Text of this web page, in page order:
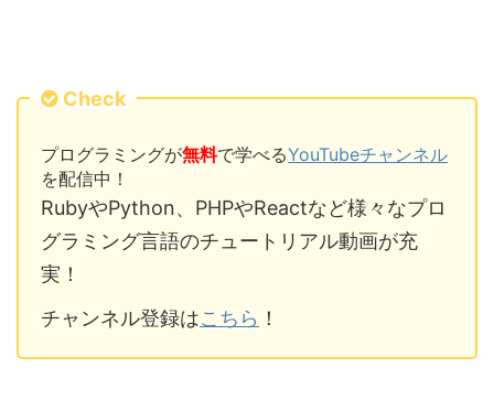
Check
プログラミングが無料で学べるYouTubeチャンネル
を配信中！
RubyやPython、PHPやReactなど様々なプロ
グラミング言語のチュートリアル動画が充
実！
チャンネル登録はこちら ！